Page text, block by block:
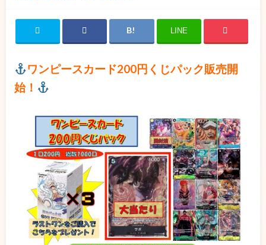
LINE
ワンピースカード200円くじパック販売開
始！